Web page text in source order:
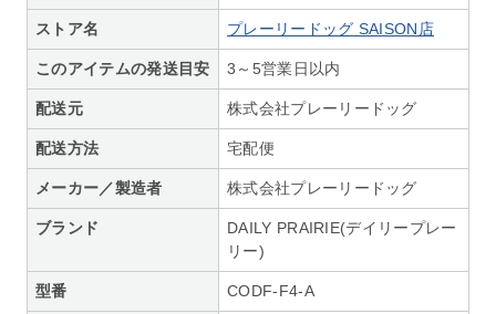
ストア名 プレーリードッグ SAISON店
このアイテムの発送目安 3～5営業日以内
配送元 株式会社プレーリードッグ
配送方法 宅配便
メーカー／製造者 株式会社プレーリードッグ
ブランド
DAILY PRAIRIE(デイリープレー
リー)
型番 CODF-F4-A